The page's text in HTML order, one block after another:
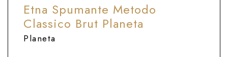
Etna Spumante Metodo
Classico Brut Planeta
Planeta